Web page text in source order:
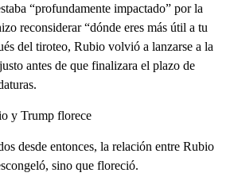
“profundamente impactado” por la
reconsiderar “dónde eres más útil a tu
del tiroteo, Rubio volvió a lanzarse a la
antes de que finalizara el plazo de
y Trump florece
desde entonces, la relación entre Rubio
sino que floreció.